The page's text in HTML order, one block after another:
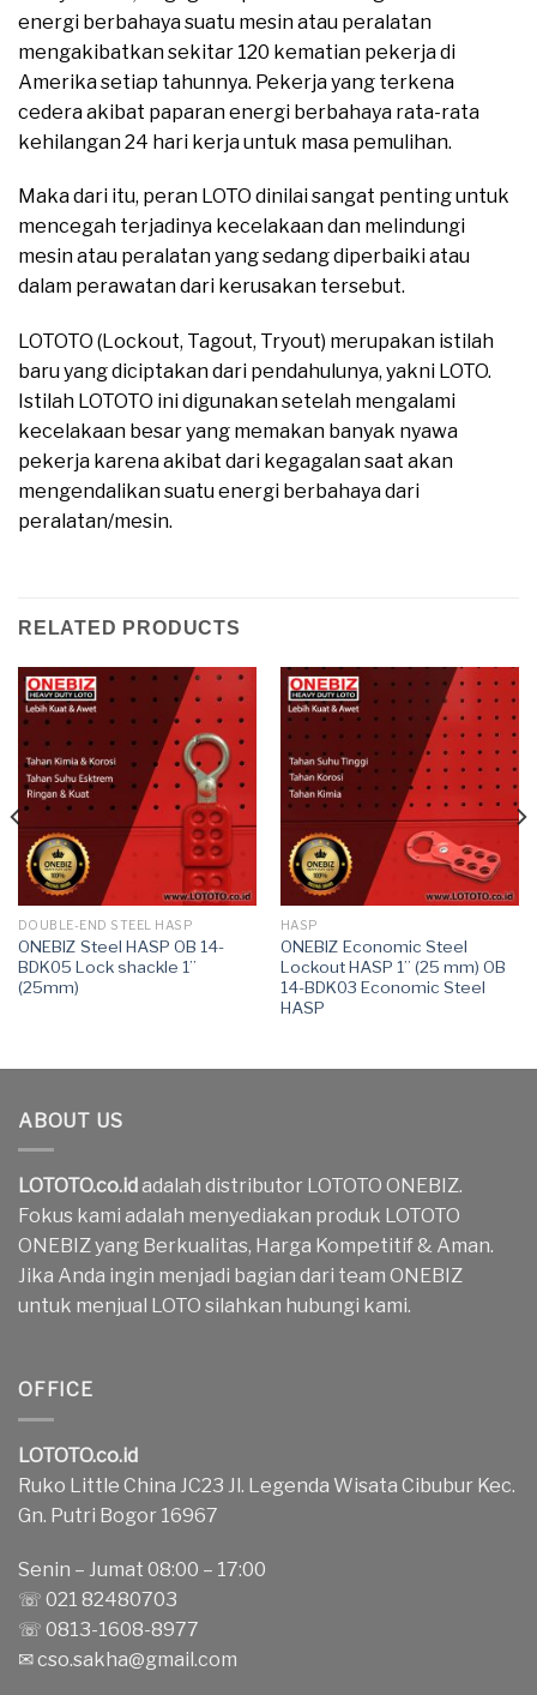
energi berbahaya suatu mesin atau peralatan
mengakibatkan sekitar 120 kematian pekerja di
Amerika setiap tahunnya. Pekerja yang terkena
cedera akibat paparan energi berbahaya rata-rata
kehilangan 24 hari kerja untuk masa pemulihan.
Maka dari itu, peran LOTO dinilai sangat penting untuk
mencegah terjadinya kecelakaan dan melindungi
mesin atau peralatan yang sedang diperbaiki atau
dalam perawatan dari kerusakan tersebut.
LOTOTO (Lockout, Tagout, Tryout) merupakan istilah
baru yang diciptakan dari pendahulunya, yakni LOTO.
Istilah LOTOTO ini digunakan setelah mengalami
kecelakaan besar yang memakan banyak nyawa
pekerja karena akibat dari kegagalan saat akan
mengendalikan suatu energi berbahaya dari
peralatan/mesin.
RELATED PRODUCTS
DOUBLE-END STEEL HASP
ONEBIZ Steel HASP OB 14-
BDK05 Lock shackle 1”
(25mm)
HASP
ONEBIZ Economic Steel
Lockout HASP 1” (25 mm) OB
14-BDK03 Economic Steel
HASP
ABOUT US
LOTOTO.co.id adalah distributor LOTOTO ONEBIZ.
Fokus kami adalah menyediakan produk LOTOTO
ONEBIZ yang Berkualitas, Harga Kompetitif & Aman.
Jika Anda ingin menjadi bagian dari team ONEBIZ
untuk menjual LOTO silahkan hubungi kami.
OFFICE
LOTOTO.co.id
Ruko Little China JC23 Jl. Legenda Wisata Cibubur Kec.
Gn. Putri Bogor 16967
Senin – Jumat 08:00 – 17:00
☏ 021 82480703
☏ 0813-1608-8977
✉cso.sakha@gmail.com